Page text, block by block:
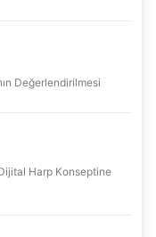
Değerlendirilmesi
Harp Konseptine